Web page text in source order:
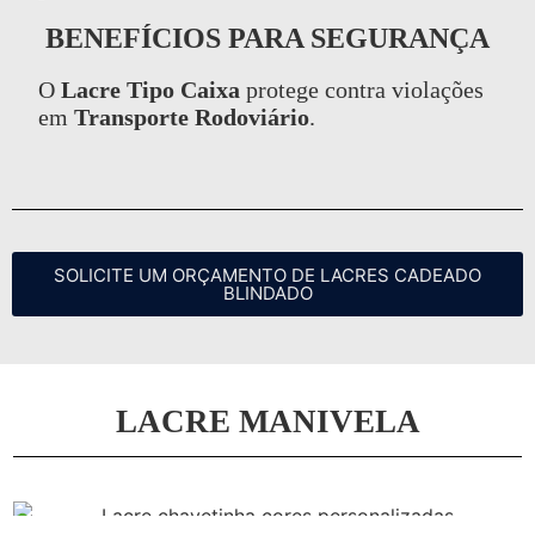
BENEFÍCIOS PARA SEGURANÇA
O Lacre Tipo Caixa protege contra violações
em Transporte Rodoviário.
SOLICITE UM ORÇAMENTO DE LACRES CADEADO
BLINDADO
LACRE MANIVELA